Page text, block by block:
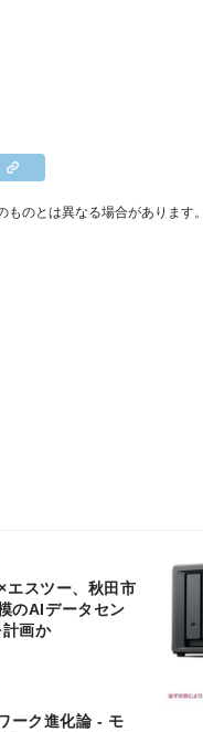
のとは異なる場合があります
のAIデータセン
画か